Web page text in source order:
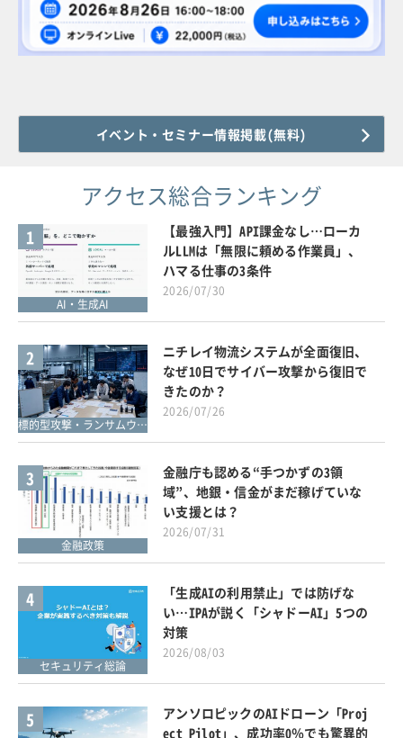
イベント・セミナー情報掲載(無料)
アクセス総合ランキング
1
AI・生成AI
【最強入門】API課金なし…ローカ
ルLLMは「無限に頼める作業員」、
ハマる仕事の3条件
2026/07/30
2
標的型攻撃・ランサムウェア対策
ニチレイ物流システムが全面復旧、
なぜ10日でサイバー攻撃から復旧で
きたのか？
2026/07/26
3
金融政策
金融庁も認める“手つかずの3領
域”、地銀・信金がまだ稼げていな
い支援とは？
2026/07/31
4
セキュリティ総論
「生成AIの利用禁止」では防げな
い…IPAが説く「シャドーAI」5つの
対策
2026/08/03
5
アンソロピックのAIドローン「Proj
ect Pilot」、成功率0％でも驚異的